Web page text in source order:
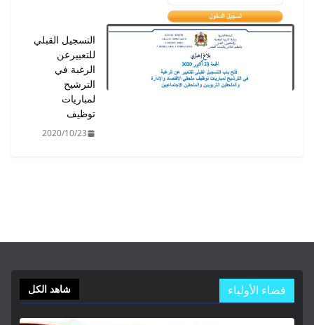
التسجيل القبلي
للتعبيرعن
الرغبة في
الترشيح
لمباريات
توظيف
2020/10/23
فضاء الأولياء شاهد الكل